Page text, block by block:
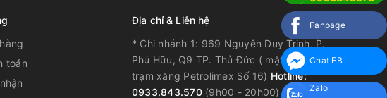
toán
Địa chỉ & Liên hệ
* Chi nhánh 1: 969 Nguyễn Duy Trinh, P.
Phú Hữu, Q9 TP. Thủ Đức ( mặt tiền, kế
trạm xăng Petrolimex Số 16) Hotline:
0933.843.570(9h00 - 20h00)
Fanpage
Chat FB
Zalo